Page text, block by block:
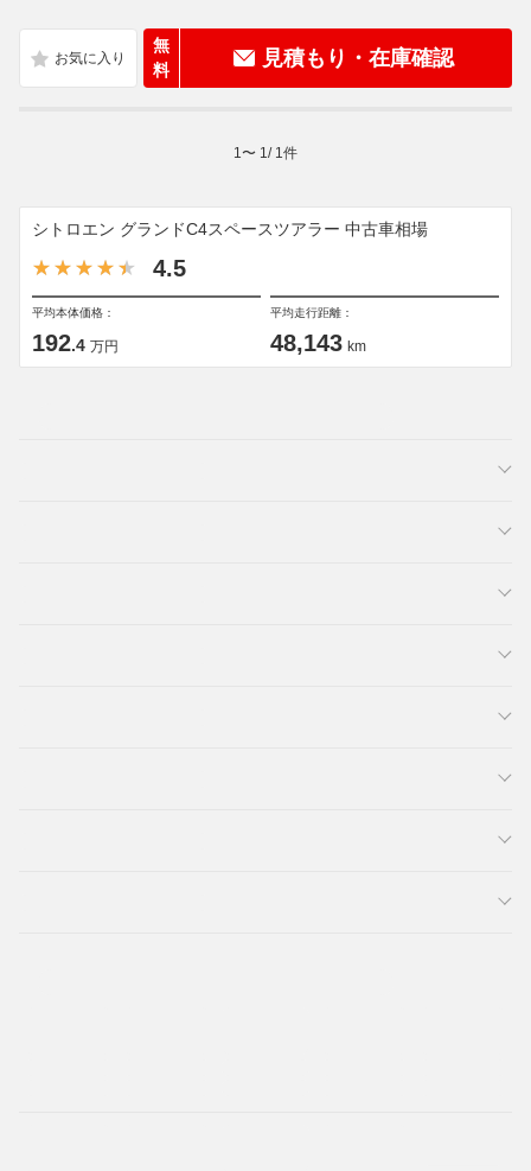
無
料
見積もり・在庫確認
1 〜 1 / 1 件
シトロエン グランドC4スペースツアラー 中古車相場
4.5
平均本体価格：
192.4 万円
平均走行距離：
48,143 km